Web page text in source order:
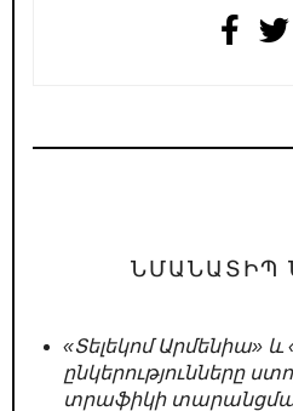
ՆՄԱՆԱՏԻՊ
«Տելեկոմ Արմենիա» և
ընկերությունները
տրաֆիկի